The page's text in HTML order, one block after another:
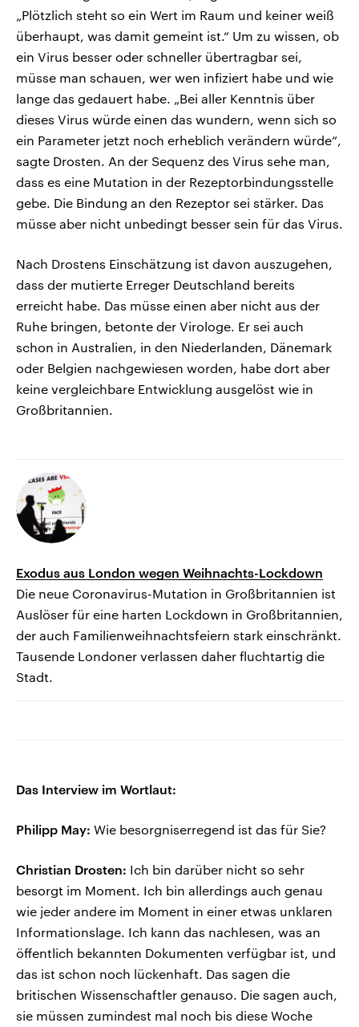
„Plötzlich steht so ein Wert im Raum und keiner weiß
überhaupt, was damit gemeint ist.“ Um zu wissen, ob
ein Virus besser oder schneller übertragbar sei,
müsse man schauen, wer wen infiziert habe und wie
lange das gedauert habe. „Bei aller Kenntnis über
dieses Virus würde einen das wundern, wenn sich so
ein Parameter jetzt noch erheblich verändern würde“,
sagte Drosten. An der Sequenz des Virus sehe man,
dass es eine Mutation in der Rezeptorbindungsstelle
gebe. Die Bindung an den Rezeptor sei stärker. Das
müsse aber nicht unbedingt besser sein für das Virus.
Nach Drostens Einschätzung ist davon auszugehen,
dass der mutierte Erreger Deutschland bereits
erreicht habe. Das müsse einen aber nicht aus der
Ruhe bringen, betonte der Virologe. Er sei auch
schon in Australien, in den Niederlanden, Dänemark
oder Belgien nachgewiesen worden, habe dort aber
keine vergleichbare Entwicklung ausgelöst wie in
Großbritannien.
Exodus aus London wegen Weihnachts-Lockdown
Die neue Coronavirus-Mutation in Großbritannien ist
Auslöser für eine harten Lockdown in Großbritannien,
der auch Familienweihnachtsfeiern stark einschränkt.
Tausende Londoner verlassen daher fluchtartig die
Stadt.
Das Interview im Wortlaut:
Philipp May: Wie besorgniserregend ist das für Sie?
Christian Drosten: Ich bin darüber nicht so sehr
besorgt im Moment. Ich bin allerdings auch genau
wie jeder andere im Moment in einer etwas unklaren
Informationslage. Ich kann das nachlesen, was an
öffentlich bekannten Dokumenten verfügbar ist, und
das ist schon noch lückenhaft. Das sagen die
britischen Wissenschaftler genauso. Die sagen auch,
sie müssen zumindest mal noch bis diese Woche